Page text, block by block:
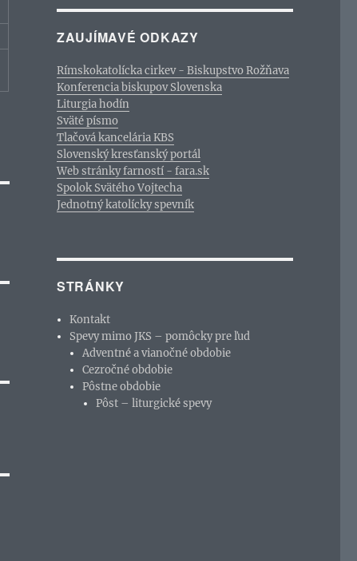
ZAUJÍMAVÉ ODKAZY
Rímskokatolícka cirkev - Biskupstvo Rožňava
Konferencia biskupov Slovenska
Liturgia hodín
Sväté písmo
Tlačová kancelária KBS
Slovenský kresťanský portál
Web stránky farností - fara.sk
Spolok Svätého Vojtecha
Jednotný katolícky spevník
STRÁNKY
Kontakt
Spevy mimo JKS – pomôcky pre ľud
Adventné a vianočné obdobie
Cezročné obdobie
Pôstne obdobie
Pôst – liturgické spevy